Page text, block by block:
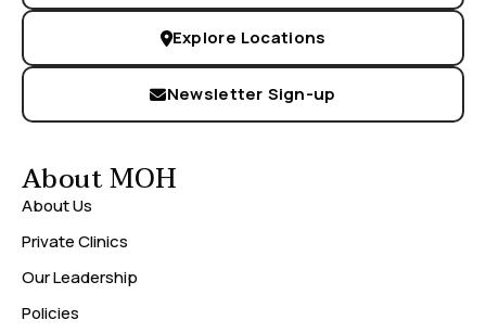
Explore Locations
Newsletter Sign-up
About MOH
About Us
Private Clinics
Our Leadership
Policies